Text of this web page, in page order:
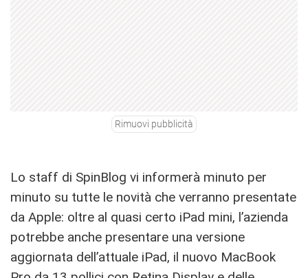
Rimuovi pubblicità
Lo staff di SpinBlog vi informerà minuto per
minuto su tutte le novità che verranno presentate
da Apple: oltre al quasi certo iPad mini, l’azienda
potrebbe anche presentare una versione
aggiornata dell’attuale iPad, il nuovo MacBook